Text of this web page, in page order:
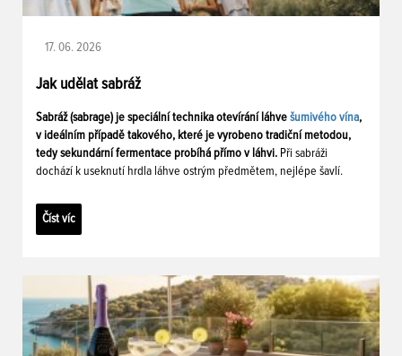
17. 06. 2026
Jak udělat sabráž
Sabráž (sabrage) je speciální technika otevírání láhve šumivého vína,
v ideálním případě takového, které je vyrobeno tradiční metodou,
tedy sekundární fermentace probíhá přímo v láhvi. Při sabráži
dochází k useknutí hrdla láhve ostrým předmětem, nejlépe šavlí.
Číst víc